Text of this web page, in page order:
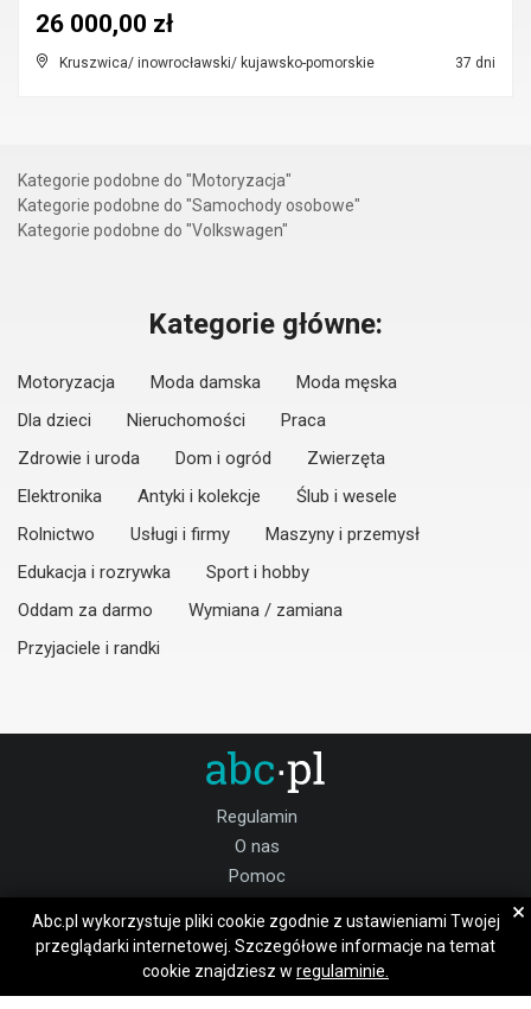
Kruszwica/ inowrocławski/ kujawsko-pomorskie 37 dni
26 000,00 zł
Kategorie podobne do "Motoryzacja"
Kategorie podobne do "Samochody osobowe"
Kategorie podobne do "Volkswagen"
Kategorie główne:
Motoryzacja Moda damska
Moda męska
Dla dzieci
Nieruchomości
Praca
Zdrowie i uroda
Dom i ogród
Zwierzęta
Elektronika
Antyki i kolekcje
Ślub i wesele
Rolnictwo
Usługi i firmy
Maszyny i przemysł
Edukacja i rozrywka
Sport i hobby
Oddam za darmo
Wymiana / zamiana
Przyjaciele i randki
Regulamin
O nas
Pomoc
Praca Kruszwica
Dołącz do nas:
Abc.pl wykorzystuje pliki cookie zgodnie z ustawieniami Twojej
przeglądarki internetowej. Szczegółowe informacje na temat
cookie znajdziesz w regulaminie.
×